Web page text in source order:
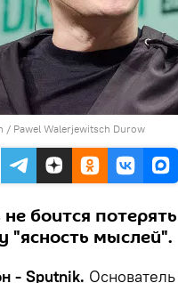
/ Pawel Walerjewitsch Durow
боится
"ясность мыслей".
- Sputnik.